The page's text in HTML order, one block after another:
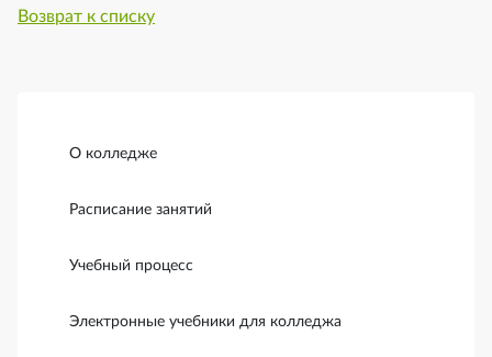
Возврат к списку
О колледже
Расписание занятий
Учебный процесс
Электронные учебники для колледжа